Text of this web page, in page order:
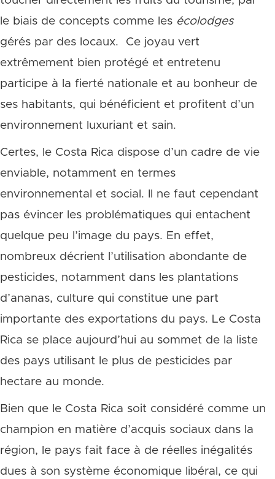
le biais de concepts comme les écolodges
gérés par des locaux. Ce joyau vert
extrêmement bien protégé et entretenu
participe à la fierté nationale et au bonheur de
ses habitants, qui bénéficient et profitent d’un
environnement luxuriant et sain.
Certes, le Costa Rica dispose d’un cadre de vie
enviable, notamment en termes
environnemental et social. Il ne faut cependant
pas évincer les problématiques qui entachent
quelque peu l’image du pays. En effet,
nombreux décrient l’utilisation abondante de
pesticides, notamment dans les plantations
d’ananas, culture qui constitue une part
importante des exportations du pays. Le Costa
Rica se place aujourd’hui au sommet de la liste
des pays utilisant le plus de pesticides par
hectare au monde.
Bien que le Costa Rica soit considéré comme un
champion en matière d’acquis sociaux dans la
région, le pays fait face à de réelles inégalités
dues à son système économique libéral, ce qui